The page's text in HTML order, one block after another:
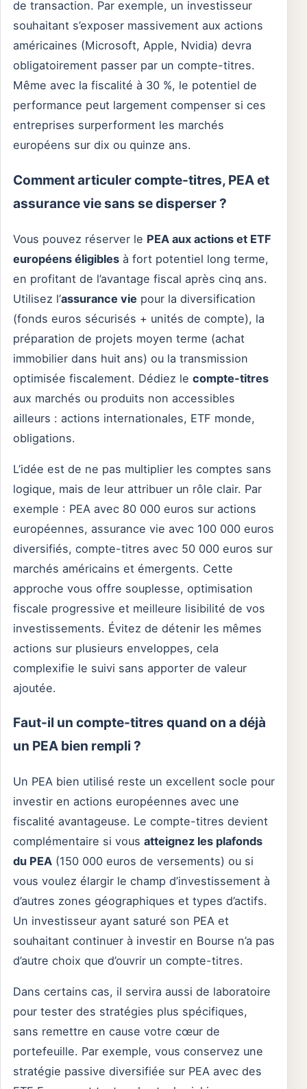
de transaction. Par exemple, un investisseur
souhaitant s’exposer massivement aux actions
américaines (Microsoft, Apple, Nvidia) devra
obligatoirement passer par un compte-titres.
Même avec la fiscalité à 30 %, le potentiel de
performance peut largement compenser si ces
entreprises surperforment les marchés
européens sur dix ou quinze ans.
Comment articuler compte-titres, PEA et
assurance vie sans se disperser ?
Vous pouvez réserver le PEA aux actions et ETF
européens éligibles à fort potentiel long terme,
en profitant de l’avantage fiscal après cinq ans.
Utilisez l’assurance vie pour la diversification
(fonds euros sécurisés + unités de compte), la
préparation de projets moyen terme (achat
immobilier dans huit ans) ou la transmission
optimisée fiscalement. Dédiez le compte-titres
aux marchés ou produits non accessibles
ailleurs : actions internationales, ETF monde,
obligations.
L’idée est de ne pas multiplier les comptes sans
logique, mais de leur attribuer un rôle clair. Par
exemple : PEA avec 80 000 euros sur actions
européennes, assurance vie avec 100 000 euros
diversifiés, compte-titres avec 50 000 euros sur
marchés américains et émergents. Cette
approche vous offre souplesse, optimisation
fiscale progressive et meilleure lisibilité de vos
investissements. Évitez de détenir les mêmes
actions sur plusieurs enveloppes, cela
complexifie le suivi sans apporter de valeur
ajoutée.
Faut-il un compte-titres quand on a déjà
un PEA bien rempli ?
Un PEA bien utilisé reste un excellent socle pour
investir en actions européennes avec une
fiscalité avantageuse. Le compte-titres devient
complémentaire si vous atteignez les plafonds
du PEA (150 000 euros de versements) ou si
vous voulez élargir le champ d’investissement à
d’autres zones géographiques et types d’actifs.
Un investisseur ayant saturé son PEA et
souhaitant continuer à investir en Bourse n’a pas
d’autre choix que d’ouvrir un compte-titres.
Dans certains cas, il servira aussi de laboratoire
pour tester des stratégies plus spécifiques,
sans remettre en cause votre cœur de
portefeuille. Par exemple, vous conservez une
stratégie passive diversifiée sur PEA avec des